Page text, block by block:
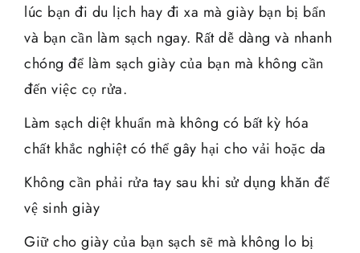
lúc bạn đi du lịch hay đi xa mà giày bạn bị bẩn
và bạn cần làm sạch ngay. Rất dễ dàng và nhanh
chóng để làm sạch giày của bạn mà không cần
đến việc cọ rửa.
Làm sạch diệt khuẩn mà không có bất kỳ hóa
chất khắc nghiệt có thể gây hại cho vải hoặc da
Không cần phải rửa tay sau khi sử dụng khăn để
vệ sinh giày
Giữ cho giày của bạn sạch sẽ mà không lo bị